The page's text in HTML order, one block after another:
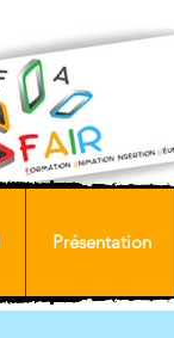
Présentation